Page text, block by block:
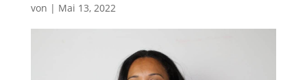
von | Mai 13, 2022